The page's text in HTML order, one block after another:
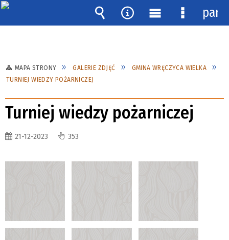
MAPA STRONY GALERIE ZDJĘĆ
GMINA WRĘCZYCA WIELKA
TURNIEJ WIEDZY POŻARNICZEJ
Turniej wiedzy pożarniczej
21-12-2023 353
Wyszukiwarka
Narzędzia
MenuMenu